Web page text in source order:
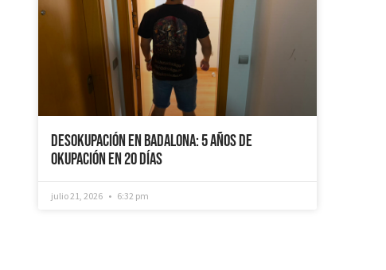
Desokupación en Badalona: 5 años de
Okupación en 20 días
julio 21, 2026 6:32 pm